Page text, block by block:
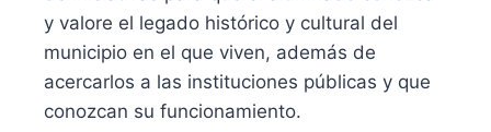
y valore el legado histórico y cultural del
municipio en el que viven, además de
acercarlos a las instituciones públicas y que
conozcan su funcionamiento.